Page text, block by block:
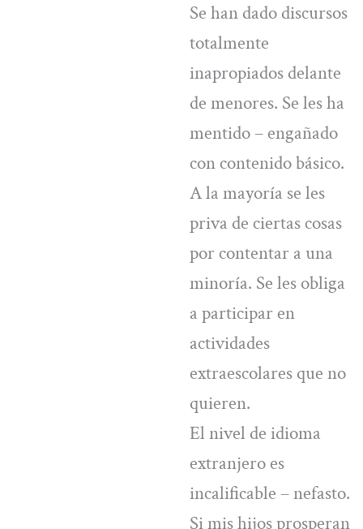
Se han dado discursos
totalmente
inapropiados delante
de menores. Se les ha
mentido – engañado
con contenido básico.
A la mayoría se les
priva de ciertas cosas
por contentar a una
minoría. Se les obliga
a participar en
actividades
extraescolares que no
quieren.
El nivel de idioma
extranjero es
incalificable – nefasto.
Si mis hijos prosperan